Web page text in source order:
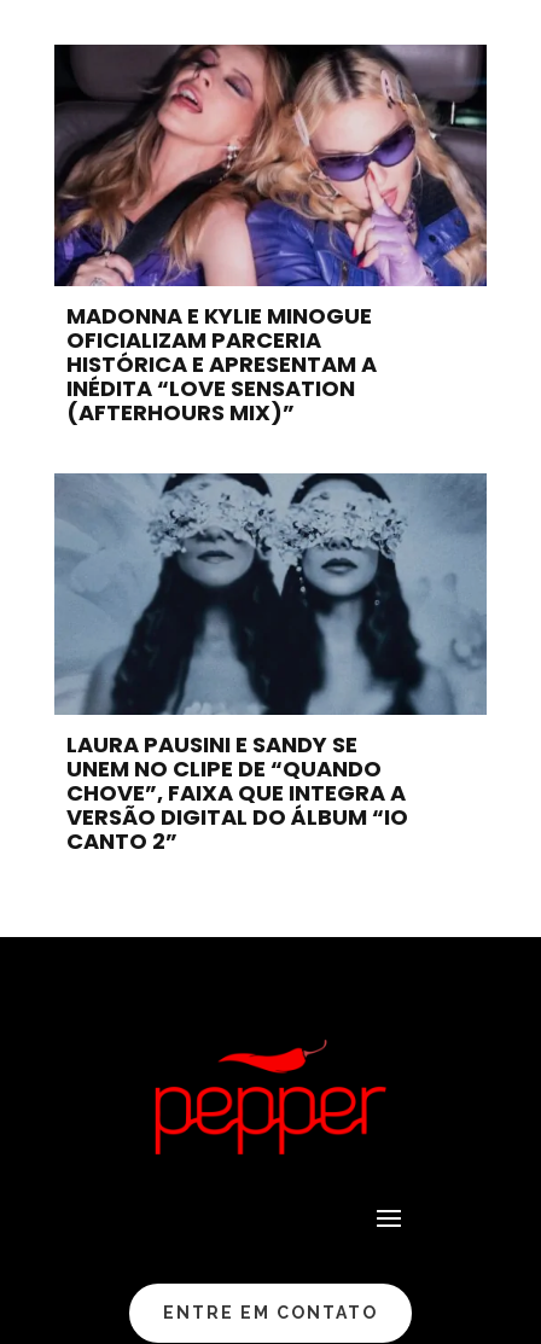
MADONNA E KYLIE MINOGUE
OFICIALIZAM PARCERIA
HISTÓRICA E APRESENTAM A
INÉDITA “LOVE SENSATION
(AFTERHOURS MIX)”
LAURA PAUSINI E SANDY SE
UNEM NO CLIPE DE “QUANDO
CHOVE”, FAIXA QUE INTEGRA A
VERSÃO DIGITAL DO ÁLBUM “IO
CANTO 2”
ENTRE EM CONTATO